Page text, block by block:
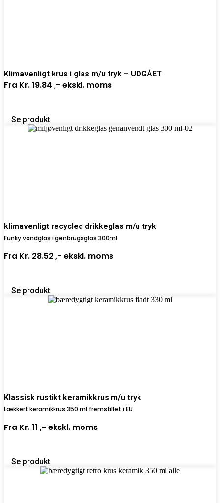
Klimavenligt krus i glas m/u tryk – UDGÅET
Fra Kr. 19.84 ,- ekskl. moms
Se produkt
klimavenligt recycled drikkeglas m/u tryk
Funky vandglas i genbrugsglas 300ml
Fra Kr. 28.52 ,- ekskl. moms
Se produkt
Klassisk rustikt keramikkrus m/u tryk
Lækkert keramikkrus 350 ml fremstillet i EU
Fra Kr. 11 ,- ekskl. moms
Se produkt